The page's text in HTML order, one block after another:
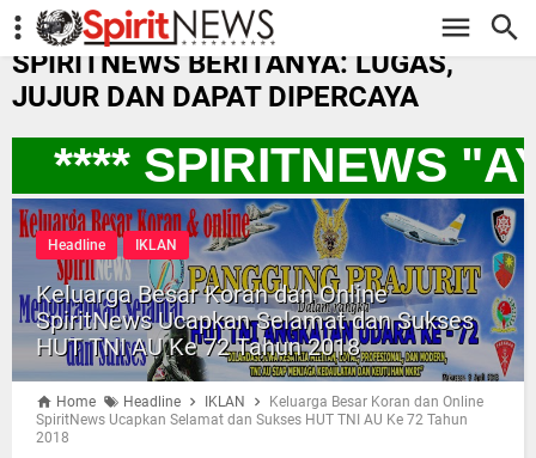
-->
SPIRITNEWS BERITANYA: LUGAS,
JUJUR DAN DAPAT DIPERCAYA
**** SPIRITNEWS
Headline IKLAN
Keluarga Besar Koran dan Online
SpiritNews Ucapkan Selamat dan Sukses
HUT TNI AU Ke 72 Tahun 2018
Home Headline IKLAN
Keluarga Besar Koran dan Online
SpiritNews Ucapkan Selamat dan Sukses HUT TNI AU Ke 72 Tahun
2018